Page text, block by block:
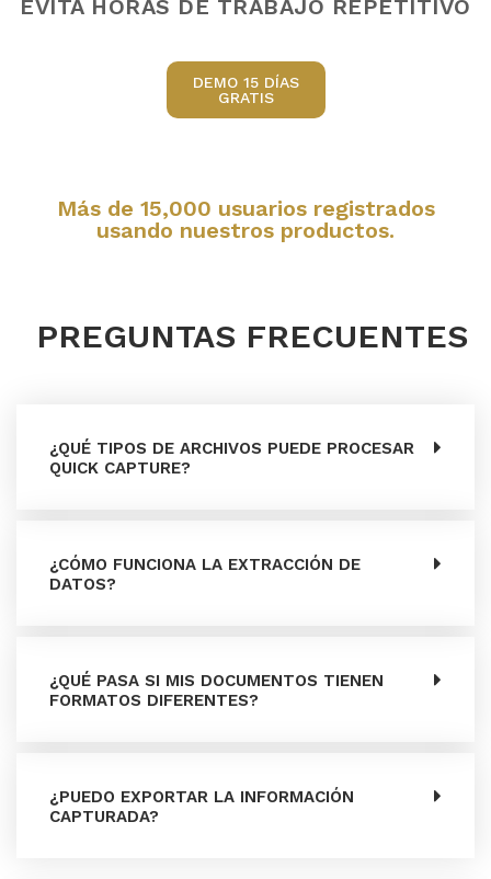
EVITA HORAS DE TRABAJO REPETITIVO
DEMO 15 DÍAS
GRATIS
Más de 15,000 usuarios registrados
usando nuestros productos.
PREGUNTAS FRECUENTES
¿QUÉ TIPOS DE ARCHIVOS PUEDE PROCESAR
QUICK CAPTURE?
¿CÓMO FUNCIONA LA EXTRACCIÓN DE
DATOS?
¿QUÉ PASA SI MIS DOCUMENTOS TIENEN
FORMATOS DIFERENTES?
¿PUEDO EXPORTAR LA INFORMACIÓN
CAPTURADA?